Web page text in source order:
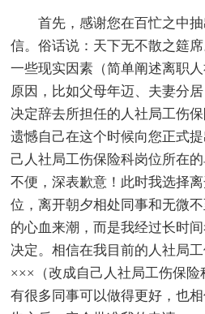
首先，感谢您在百忙之中
信。俗话说：天下无不散之筵
一些现实因素（简单阐述离职
原因，比如父母年迈、夫妻分
决定辞去所担任的人社局工伤
遗憾自己在这个时候向您正式
己人社局工伤保险科岗位所在
不便，深表歉意！此时我选择
位，离开朝夕相处同事和无微
的心血来潮，而是我经过长时
决定。相信在我目前的人社局
×××（改成自己人社局工伤保险
有很多同事可以做得更好，也